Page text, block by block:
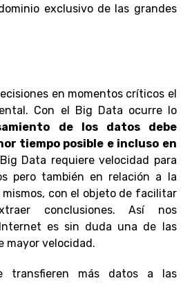
exclusivo de las grandes
en momentos críticos el
Con el Big Data ocurre lo
de los datos debe
tiempo posible e incluso en
Data requiere velocidad para
pero también en relación a la
con el objeto de facilitar
conclusiones. Así nos
es sin duda una de las
mayor velocidad.
transfieren más datos a las